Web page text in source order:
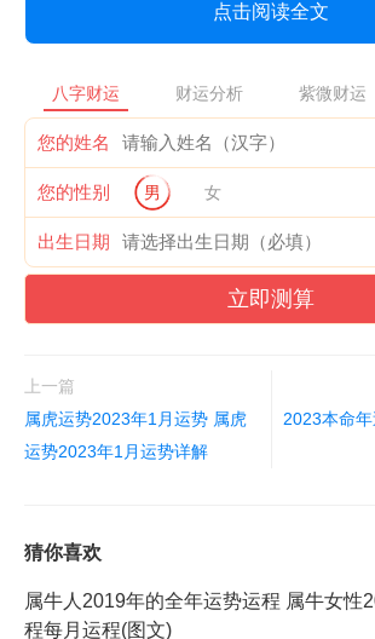
点击阅读全文
八字财运 财运分析 紫微财运
您的姓名
您的性别 男 女
出生日期
立即测算
上一篇
属虎运势2023年1月运势 属虎
运势2023年1月运势详解
2023本命
猜你喜欢
属牛人2019年的全年运势运程 属牛女性
程每月运程(图文)